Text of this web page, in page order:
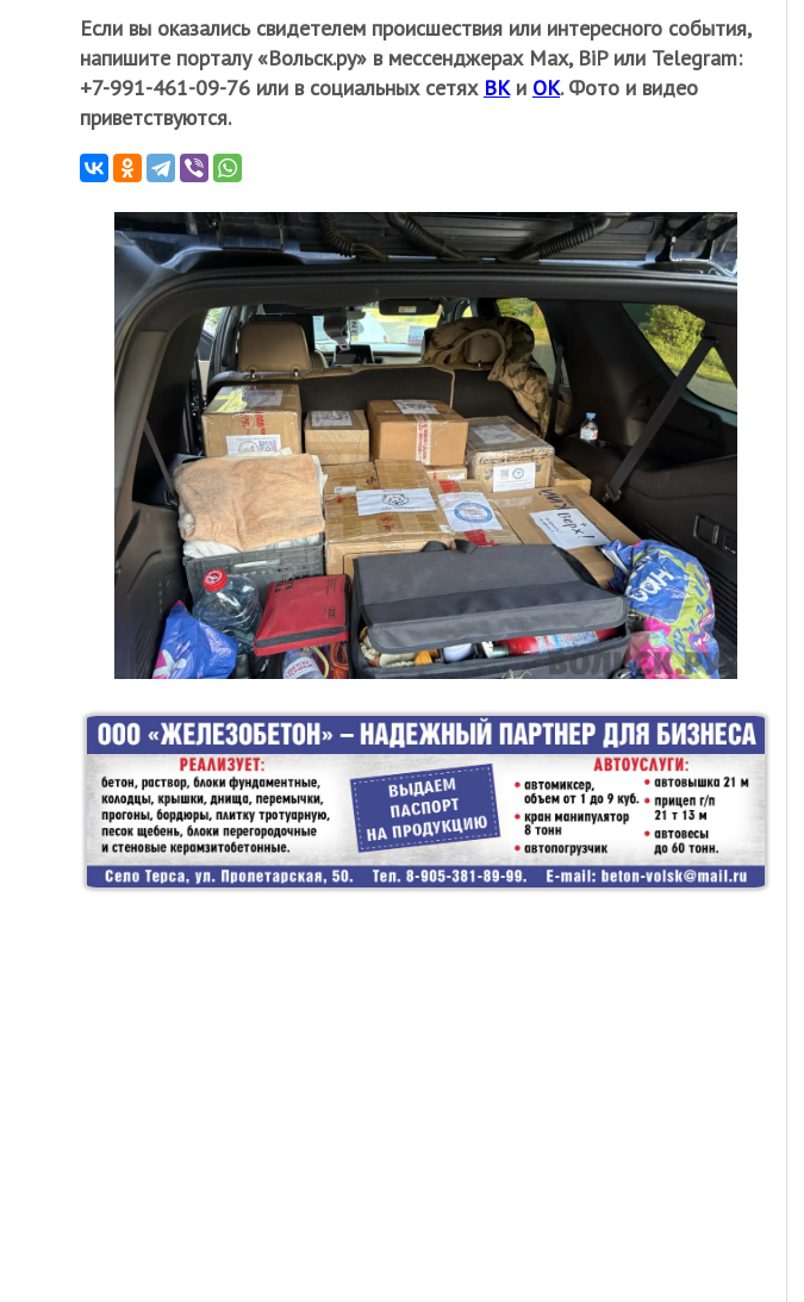
Если вы оказались свидетелем происшествия или интересного события,
напишите порталу «Вольск.ру» в мессенджерах Мах, BiP или Telegram:
+7-991-461-09-76 или в социальных сетях ВКи ОК. Фото и видео
приветствуются.